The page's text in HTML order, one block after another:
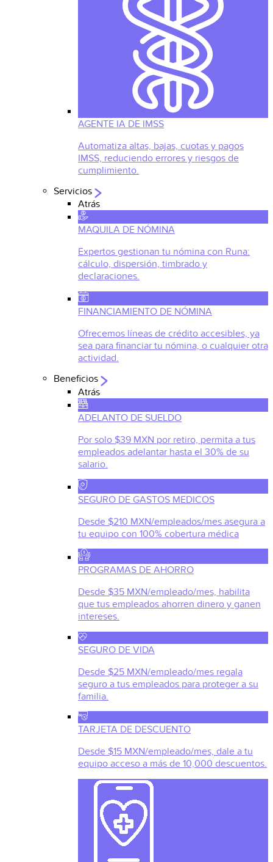
AGENTE IA DE IMSS
Automatiza altas, bajas, cuotas y pagos
IMSS, reduciendo errores y riesgos de
cumplimiento.
Servicios
Atrás
MAQUILA DE NÓMINA
Expertos gestionan tu nómina con Runa:
cálculo, dispersión, timbrado y
declaraciones.
FINANCIAMIENTO DE NÓMINA
Ofrecemos líneas de crédito accesibles, ya
sea para financiar tu nómina, o cualquier otra
actividad.
Beneficios
Atrás
ADELANTO DE SUELDO
Por solo $39 MXN por retiro, permita a tus
empleados adelantar hasta el 30% de su
salario.
SEGURO DE GASTOS MEDICOS
Desde $210 MXN/empleados/mes asegura a
tu equipo con 100% cobertura médica
PROGRAMAS DE AHORRO
Desde $35 MXN/empleado/mes, habilita
que tus empleados ahorren dinero y ganen
intereses.
SEGURO DE VIDA
Desde $25 MXN/empleado/mes regala
seguro a tus empleados para proteger a su
familia.
TARJETA DE DESCUENTO
Desde $15 MXN/empleado/mes, dale a tu
equipo acceso a más de 10,000 descuentos.